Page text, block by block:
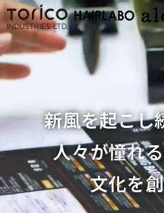
新風を起こし
人々が憧れ
文化を